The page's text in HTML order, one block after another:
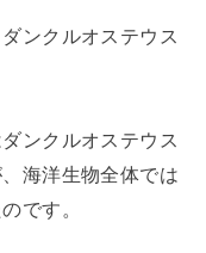
ンクルオステウス
ンクルオステウス
海洋生物全体では
です。